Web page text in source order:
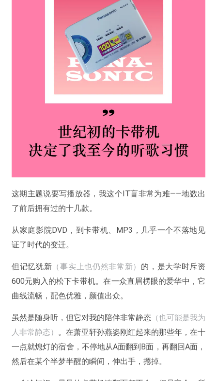
这期主题说要写播放器，我这个IT盲非常为难——地数出
了前后拥有过的十几款。
从家庭影院DVD，到卡带机、MP3，几乎一个不落地见
证了时代的变迁。
但记忆犹新 （事实上也仍然非常新） 的，是大学时斥资
600元购入的松下卡带机。在一众直眉楞眼的爱华中，它
曲线流畅，配色优雅，颜值出众。
虽然是随身听，但它对我的陪伴非常静态 （也可能是我为
人非常静态） 。在萧亚轩孙燕姿刚红起来的那些年，在十
一点就熄灯的宿舍，不停地从A面翻到B面，再翻回A面，
然后在某个半梦半醒的瞬间，伸出手，摁掉。